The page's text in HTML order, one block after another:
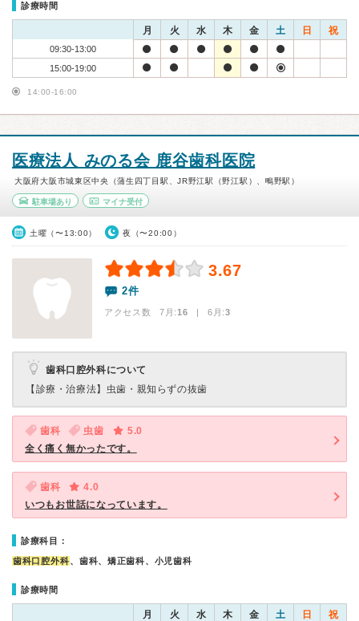
診療時間
月 火 水 木 金 土 日 祝
09:30-13:00
15:00-19:00
14:00-16:00
医療法人 みのる会 鹿谷歯科医院
大阪府大阪市城東区中央（蒲生四丁目駅、JR野江駅（野江駅）、鴫野駅）
駐車場あり マイナ受付
土曜（〜13:00） 夜（〜20:00）
3.67
2件
アクセス数 7月:16 | 6月:3
歯科口腔外科について
【診療・治療法】 虫歯・親知らずの抜歯
歯科 虫歯
5.0
全く痛く無かったです。
歯科
4.0
いつもお世話になっています。
診療科目：
歯科口腔外科、歯科、矯正歯科、小児歯科
診療時間
月 火 水 木 金 土 日 祝